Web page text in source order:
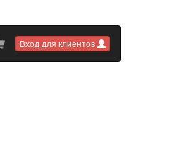
Вход для клиентов